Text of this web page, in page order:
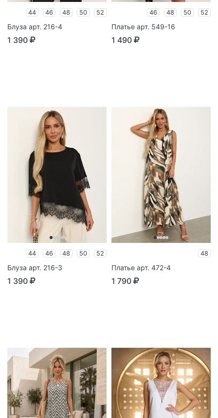
44 46 48 50 52
Блуза арт. 216-4
1 390
46 48 50 52
Платье арт. 549-16
1 490
44 46 48 50 52
Блуза арт. 216-3
1 390
48
Платье арт. 472-4
1 790